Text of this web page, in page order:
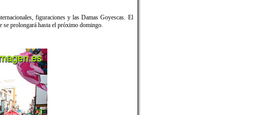
figuraciones y las Damas Goyescas. El
se prolongará hasta el próximo domingo.